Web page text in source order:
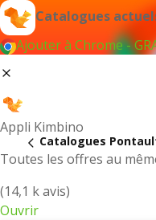
Catalogues
Ajouter à Chrome -
Appli Kimbino
Toutes les offres au
(14,1 k avis)
Ouvrir
Catalogues